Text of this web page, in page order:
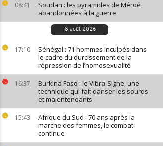
08:41
Soudan : les pyramides de Méroé
abandonnées à la guerre
8 août 2026
17:10
Sénégal : 71 hommes inculpés dans
le cadre du durcissement de la
répression de l’homosexualité
16:37
Burkina Faso : le Vibra-Signe, une
technique qui fait danser les sourds
et malentendants
15:43
Afrique du Sud : 70 ans après la
marche des femmes, le combat
continue